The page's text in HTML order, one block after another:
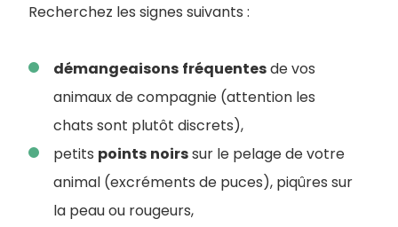
Recherchez les signes suivants :
démangeaisons fréquentesde vos
animaux de compagnie (attention les
chats sont plutôt discrets),
petits points noirssur le pelage de votre
animal (excréments de puces), piqûres sur
la peau ou rougeurs,